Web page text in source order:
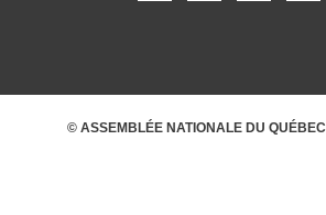
© ASSEMBLÉE NATIONALE DU QUÉBEC